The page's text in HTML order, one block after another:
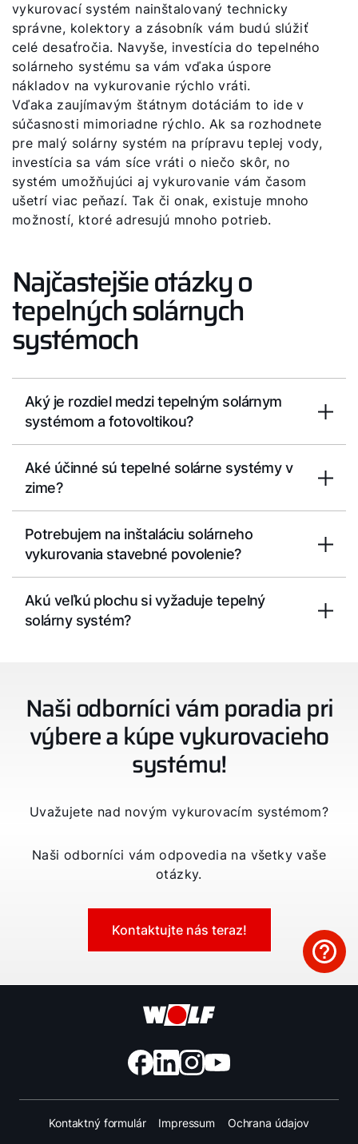
vykurovací systém nainštalovaný technicky
správne, kolektory a zásobník vám budú slúžiť
celé desaťročia. Navyše, investícia do tepelného
solárneho systému sa vám vďaka úspore
nákladov na vykurovanie rýchlo vráti.
Vďaka zaujímavým štátnym dotáciám to ide v
súčasnosti mimoriadne rýchlo. Ak sa rozhodnete
pre malý solárny systém na prípravu teplej vody,
investícia sa vám síce vráti o niečo skôr, no
systém umožňujúci aj vykurovanie vám časom
ušetrí viac peňazí. Tak či onak, existuje mnoho
možností, ktoré adresujú mnoho potrieb.
Najčastejšie otázky o
tepelných solárnych
systémoch
Aký je rozdiel medzi tepelným solárnym
systémom a fotovoltikou?
Aké účinné sú tepelné solárne systémy v
zime?
Potrebujem na inštaláciu solárneho
vykurovania stavebné povolenie?
Akú veľkú plochu si vyžaduje tepelný
solárny systém?
Naši odborníci vám poradia pri
výbere a kúpe vykurovacieho
systému!
Uvažujete nad novým vykurovacím systémom?
Naši odborníci vám odpovedia na všetky vaše
otázky.
Kontaktujte nás teraz!
Kontaktný formulár Impressum Ochrana údajov